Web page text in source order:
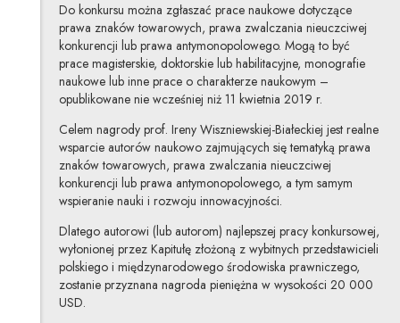
Do konkursu można zgłaszać prace naukowe dotyczące
prawa znaków towarowych, prawa zwalczania nieuczciwej
konkurencji lub prawa antymonopolowego. Mogą to być
prace magisterskie, doktorskie lub habilitacyjne, monografie
naukowe lub inne prace o charakterze naukowym –
opublikowane nie wcześniej niż 11 kwietnia 2019 r.
Celem nagrody prof. Ireny Wiszniewskiej-Białeckiej jest realne
wsparcie autorów naukowo zajmujących się tematyką prawa
znaków towarowych, prawa zwalczania nieuczciwej
konkurencji lub prawa antymonopolowego, a tym samym
wspieranie nauki i rozwoju innowacyjności.
Dlatego autorowi (lub autorom) najlepszej pracy konkursowej,
wyłonionej przez Kapitułę złożoną z wybitnych przedstawicieli
polskiego i międzynarodowego środowiska prawniczego,
zostanie przyznana nagroda pieniężna w wysokości 20 000
USD.